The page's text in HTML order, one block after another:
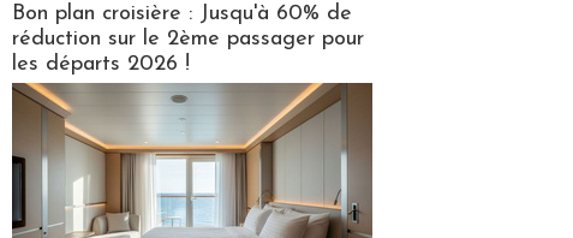
Bon plan croisière : Jusqu'à 60% de
réduction sur le 2ème passager pour
les départs 2026 !